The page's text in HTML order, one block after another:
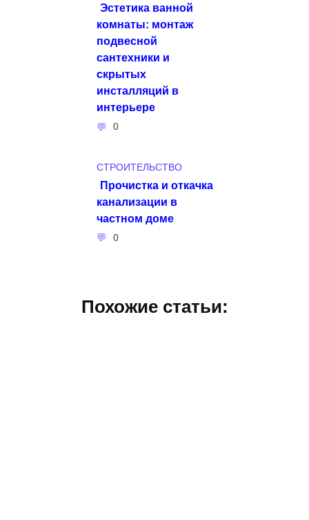
Эстетика ванной
комнаты: монтаж
подвесной
сантехники и
скрытых
инсталляций в
интерьере
0
СТРОИТЕЛЬСТВО
Прочистка и откачка
канализации в
частном доме
0
Похожие статьи: